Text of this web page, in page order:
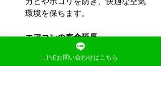
環境を保ちます。
エアコンの寿命延長
定期的なメンテナンスで、故障の
リスクを減らし、エアコンの寿命
LINEお問い合わせはこちら